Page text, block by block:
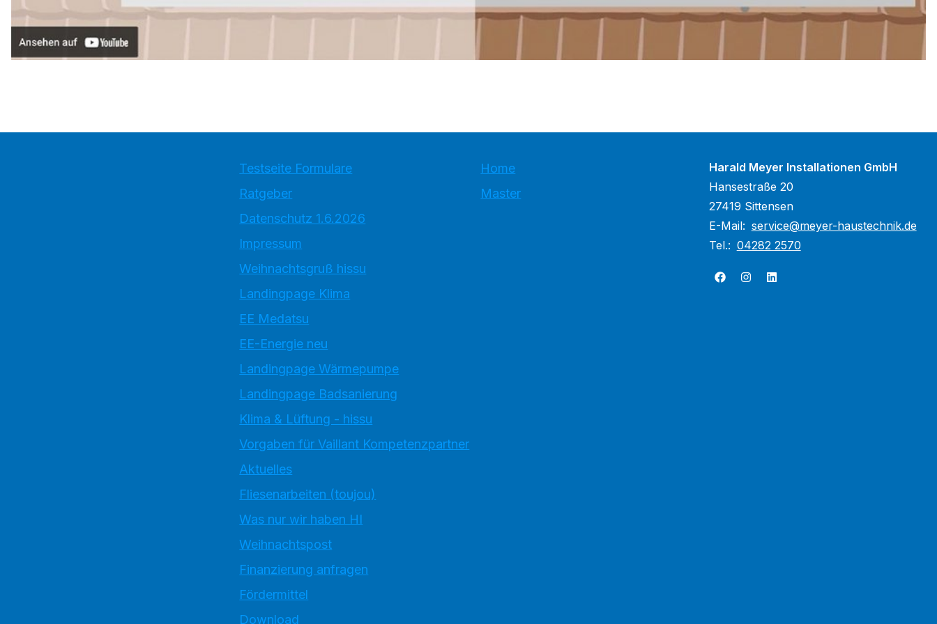
Testseite Formulare
Ratgeber
Datenschutz 1.6.2026
Impressum
Weihnachtsgruß hissu
Landingpage Klima
EE Medatsu
EE-Energie neu
Landingpage Wärmepumpe
Landingpage Badsanierung
Klima & Lüftung - hissu
Vorgaben für Vaillant Kompetenzpartner
Aktuelles
Fliesenarbeiten (toujou)
Was nur wir haben HI
Weihnachtspost
Finanzierung anfragen
Fördermittel
Download
Home
Master
Harald Meyer Installationen GmbH
Hansestraße 20
27419 Sittensen
E-Mail: service@meyer-haustechnik.de
Tel.: 04282 2570